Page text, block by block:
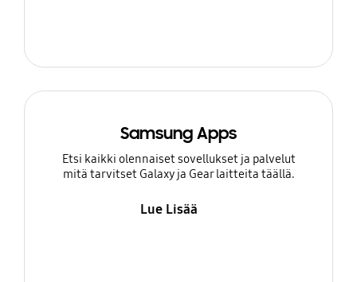
Samsung Apps
Etsi kaikki olennaiset sovellukset ja palvelut
mitä tarvitset Galaxy ja Gear laitteita täällä.
Lue Lisää